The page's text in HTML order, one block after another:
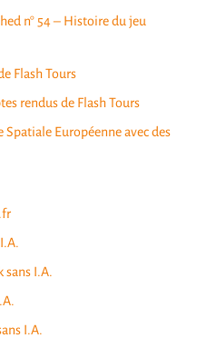
n° 54 – Histoire du jeu
Flash Tours
rendus de Flash Tours
Spatiale Européenne avec des
sans I.A.
I.A.